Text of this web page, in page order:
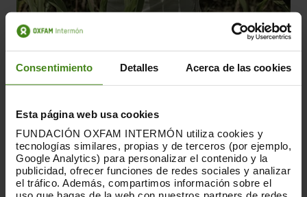
Consentimiento Detalles Acerca de las cookies
Esta página web usa cookies
FUNDACIÓN OXFAM INTERMÓN utiliza cookies y
tecnologías similares, propias y de terceros (por ejemplo,
Google Analytics) para personalizar el contenido y la
publicidad, ofrecer funciones de redes sociales y analizar
el tráfico. Además, compartimos información sobre el
"Aquestes llavors ens han
utilitzem, millorem les nostres
collites. Una mica d'aigua és
normalment. Així poder collir
molt més"
PASCALINE SAWADOGO